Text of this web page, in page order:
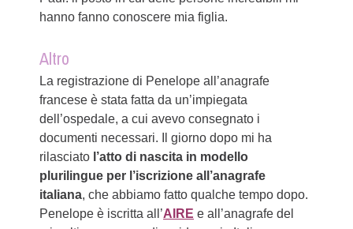
hanno fanno conoscere mia figlia.
Altro
La registrazione di Penelope all’anagrafe
francese è stata fatta da un’impiegata
dell’ospedale, a cui avevo consegnato i
documenti necessari. Il giorno dopo mi ha
rilasciato l’atto di nascita in modello
plurilingue per l’iscrizione all’anagrafe
italiana, che abbiamo fatto qualche tempo dopo.
Penelope è iscritta all’AIRE e all’anagrafe del